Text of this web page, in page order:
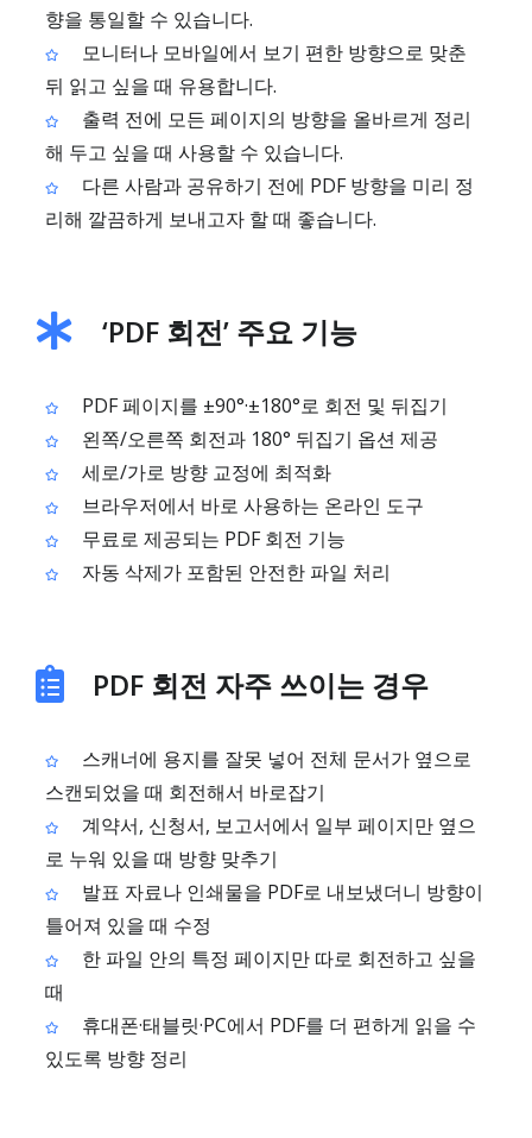
향을 통일할 수 있습니다.
모니터나 모바일에서 보기 편한 방향으로 맞춘
뒤 읽고 싶을 때 유용합니다.
출력 전에 모든 페이지의 방향을 올바르게 정리
해 두고 싶을 때 사용할 수 있습니다.
다른 사람과 공유하기 전에 PDF 방향을 미리 정
리해 깔끔하게 보내고자 할 때 좋습니다.
‘PDF 회전’ 주요 기능
PDF 페이지를 ±90°·±180°로 회전 및 뒤집기
왼쪽/오른쪽 회전과 180° 뒤집기 옵션 제공
세로/가로 방향 교정에 최적화
브라우저에서 바로 사용하는 온라인 도구
무료로 제공되는 PDF 회전 기능
자동 삭제가 포함된 안전한 파일 처리
PDF 회전 자주 쓰이는 경우
스캐너에 용지를 잘못 넣어 전체 문서가 옆으로
스캔되었을 때 회전해서 바로잡기
계약서, 신청서, 보고서에서 일부 페이지만 옆으
로 누워 있을 때 방향 맞추기
발표 자료나 인쇄물을 PDF로 내보냈더니 방향이
틀어져 있을 때 수정
한 파일 안의 특정 페이지만 따로 회전하고 싶을
때
휴대폰·태블릿·PC에서 PDF를 더 편하게 읽을 수
있도록 방향 정리